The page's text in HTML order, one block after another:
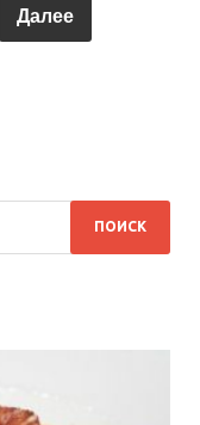
Далее